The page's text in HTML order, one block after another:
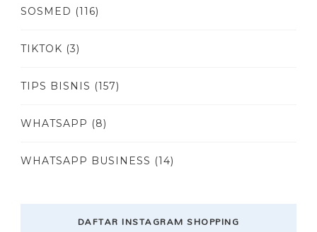
SOSMED (116)
TIKTOK (3)
TIPS BISNIS (157)
WHATSAPP (8)
WHATSAPP BUSINESS (14)
DAFTAR INSTAGRAM SHOPPING